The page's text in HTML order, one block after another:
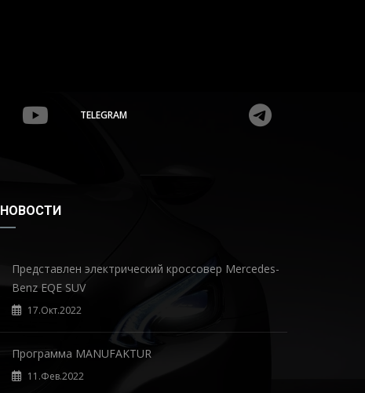
TELEGRAM
НОВОСТИ
Представлен электрический кроссовер Mercedes-
Benz EQE SUV
17.Окт.2022
Программа MANUFAKTUR
11.Фев.2022